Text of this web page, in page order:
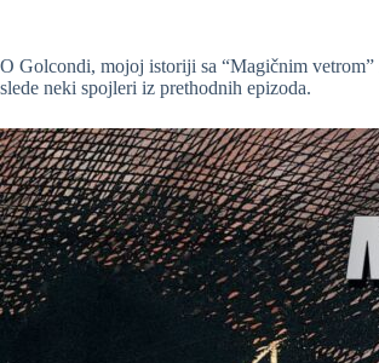
O Golcondi, mojoj istoriji sa “Magičnim
slede neki spojleri iz prethodnih epizoda.